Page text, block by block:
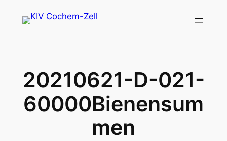
Inhalt
20210621-D-021-
60000Bienensum
men